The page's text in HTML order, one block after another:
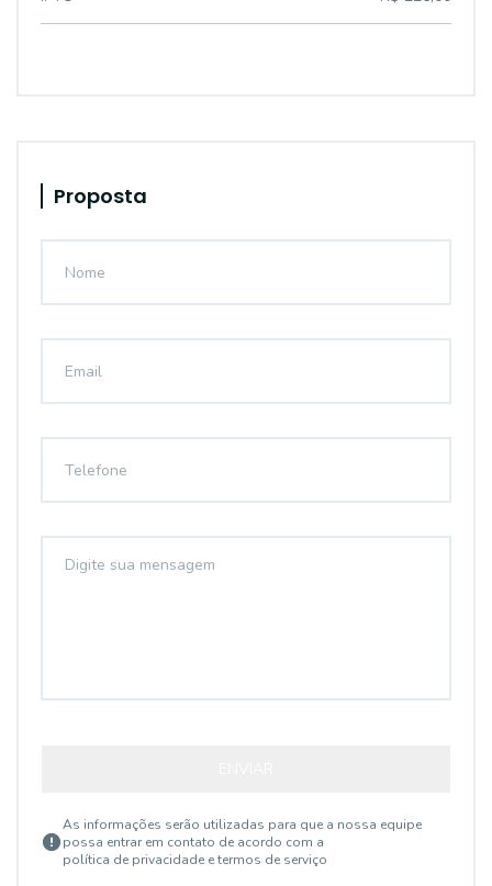
Proposta
As informações serão utilizadas para que a nossa equipe
possa entrar em contato de acordo com a
política de privacidade e termos de serviço